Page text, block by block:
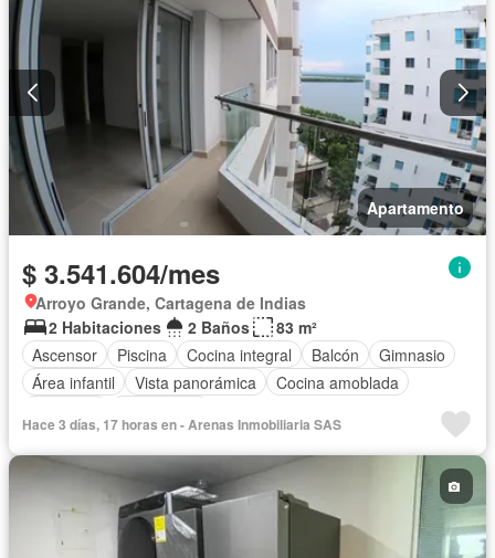
Apartamento
$ 3.541.604/mes
Arroyo Grande, Cartagena de Indias
2 Habitaciones
2 Baños
83 m²
Ascensor
Piscina Cocina integral Balcón
Gimnasio
Área infantil
Vista panorámica
Cocina amoblada
Hace 3 días, 17 horas en - Arenas Inmobiliaria SAS